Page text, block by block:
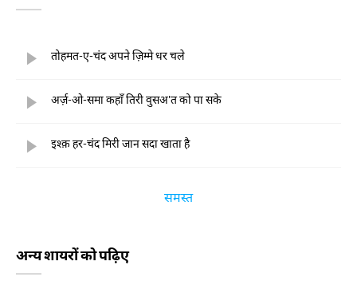
तोहमत-ए-चंद अपने ज़िम्मे धर चले
अर्ज़-ओ-समा कहाँ तिरी वुसअ'त को पा सके
इश्क़ हर-चंद मिरी जान सदा खाता है
समस्त
अन्य शायरों को पढ़िए